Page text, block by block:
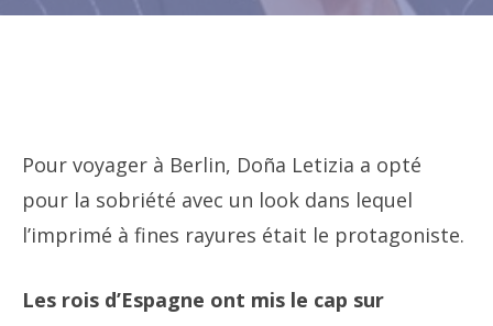
Pour voyager à Berlin, Doña Letizia a opté
pour la sobriété avec un look dans lequel
l’imprimé à fines rayures était le protagoniste.
Les rois d’Espagne ont mis le cap sur